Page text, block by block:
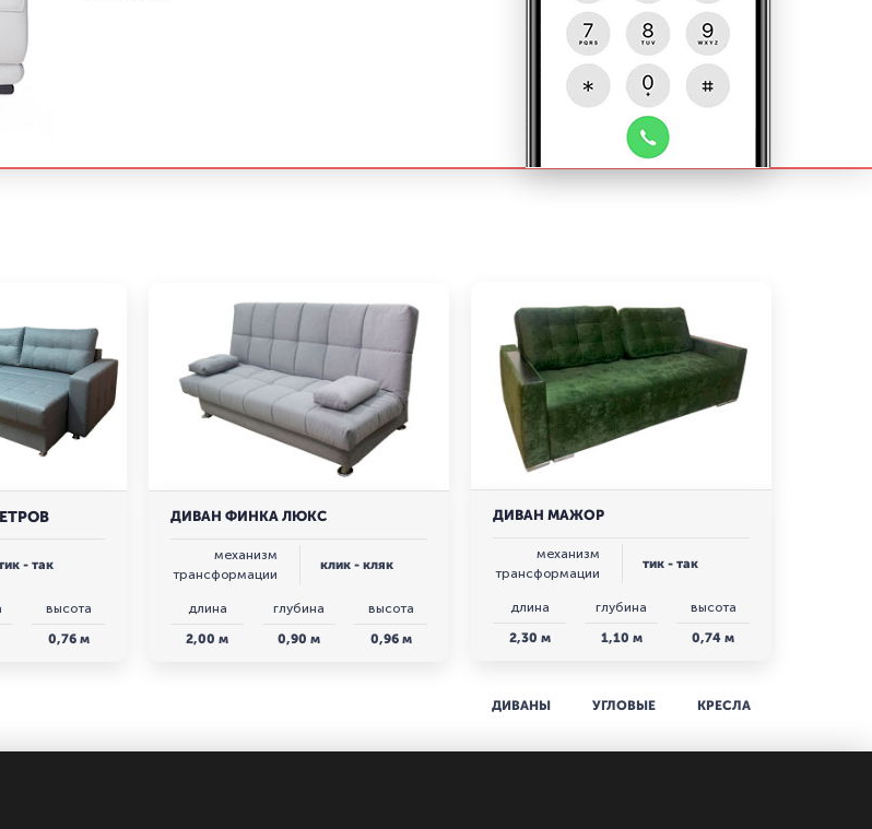
- так
высота
0,76 м
ДИВАН ФИНКА ЛЮКС
механизм
трансформации
клик - кляк
длина глубина
высота
2,00 м
0,90 м 0,96 м
ДИВАН МАЖОР
механизм
трансформации
тик - так
длина глубина
высота
2,30 м
1,10 м 0,74 м
ДИВАНЫ УГЛОВЫЕ КРЕСЛА